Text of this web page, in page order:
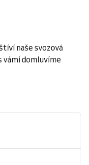
naše svozová
vámi domluvíme